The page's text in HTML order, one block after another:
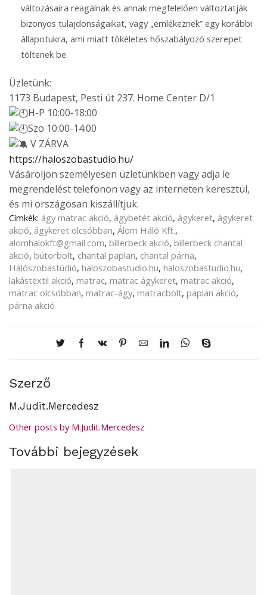
változásaira reagálnak és annak megfelelően változtatják
bizonyos tulajdonságaikat, vagy „emlékeznek” egy korábbi
állapotukra, ami miatt tökéletes hőszabályozó szerepet
töltenek be.
Üzletünk:
1173 Budapest, Pesti út 237. Home Center D/1
H-P 10:00-18:00
Szo 10:00-14:00
V ZÁRVA
https://haloszobastudio.hu/
Vásároljon személyesen üzletünkben vagy adja le
megrendelést telefonon vagy az interneten keresztül,
és mi országosan kiszállítjuk.
Címkék: ágy matrac akció, ágybetét akció, ágykeret, ágykeret
akció, ágykeret olcsóbban, Álom Háló Kft.,
alomhalokft@gmail.com, billerbeck akció, billerbeck chantal
akció, bútorbolt, chantal paplan, chantal párna,
Hálószobastúdió, haloszobastudio.hu, haloszobastudio.hu,
lakástextil akció, matrac, matrac ágykeret, matrac akció,
matrac olcsóbban, matrac-ágy, matracbolt, paplan akció,
párna akció
Szerző
M.Judit.Mercedesz
Other posts by M.Judit.Mercedesz
További bejegyzések